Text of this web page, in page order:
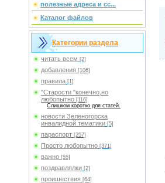
полезные адреса и сс...
Каталог файлов
Категории раздела
читать всем [2]
добавления [106]
правила [1]
"Старости "конечно,но
любопытно [116]
Слишком коротко для статей.
новости Зеленогорска
инвалидной тематики [5]
параспорт [257]
Просто любопытно [371]
важно [55]
поздравлялки [2]
проишествия [64]